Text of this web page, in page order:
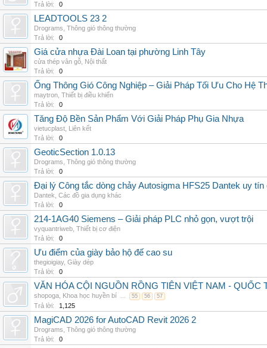
Trả lời:
0
LEADTOOLS 23 2
Drograms Thông gió thông thường
Trả lời:
0
Giá cửa nhựa Đài Loan tại phường Linh Tây
cửa thép vân gỗ Nội thất
Trả lời:
0
Ống Thông Gió Công Nghiệp – Giải Pháp Tối Ưu Cho Hệ
maytron Thiết bị điều khiển
Trả lời:
0
Tăng Độ Bền Sản Phẩm Với Giải Pháp Phụ Gia Nhựa
vietucplast Liên kết
Trả lời:
0
GeoticSection 1.0.13
Drograms Thông gió thông thường
Trả lời:
0
Đại lý Công tắc dòng chảy Autosigma HFS25 Dantek uy tín
Dantek Các đồ gia dụng khác
Trả lời:
0
214-1AG40 Siemens – Giải pháp PLC nhỏ gọn, vượt trội
vyquantriweb Thiết bị cơ điện
Trả lời:
0
Ưu điểm của giày bảo hộ đế cao su
thegioigiay, Giày dép
Trả lời:
0
VĂN HÓA CỘI NGUỒN RỒNG TIÊN VIỆT NAM -
shopoga Khoa học huyền bí ... 55 56 57
Trả lời: 1,125
MagiCAD 2026 for AutoCAD Revit 2026 2
Drograms Thông gió thông thường
Trả lời:
0